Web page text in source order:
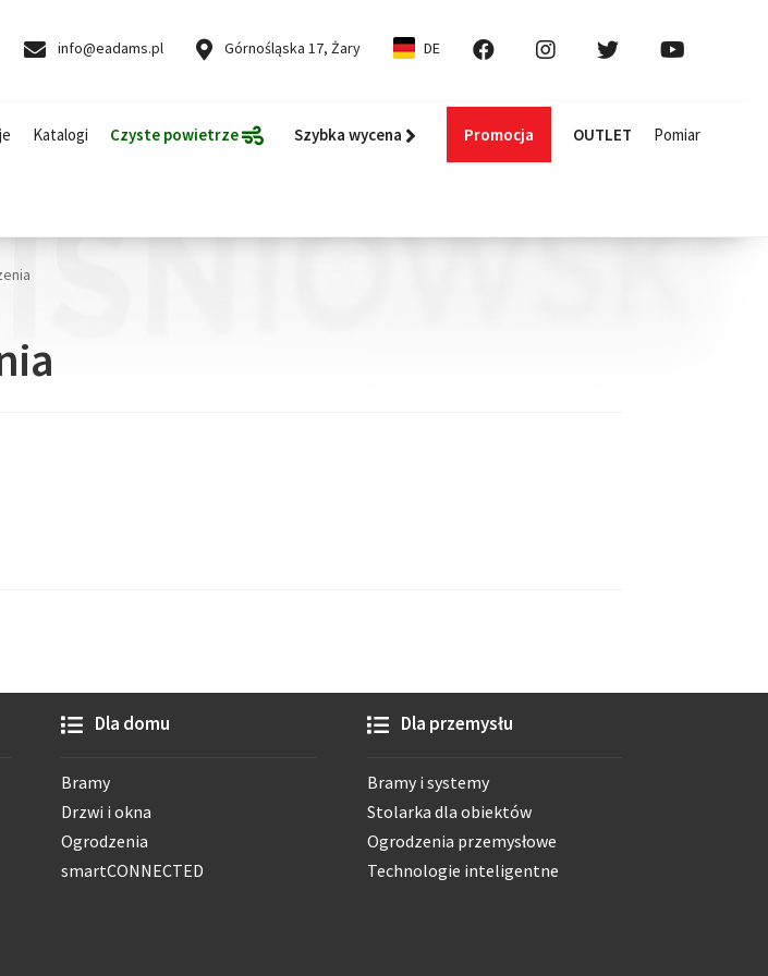
info@eadams.pl Górnośląska 17, Żary DE
Katalogi Czyste powietrze Szybka wycena Promocja OUTLET Pomiar
Dla domu
Bramy
Drzwi i okna
Ogrodzenia
smartCONNECTED
Dla przemysłu
Bramy i systemy
Stolarka dla obiektów
Ogrodzenia przemysłowe
Technologie inteligentne